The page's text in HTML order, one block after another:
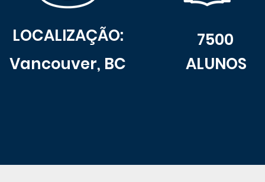
LOCALIZAÇÃO:
Vancouver, BC
7500
ALUNOS